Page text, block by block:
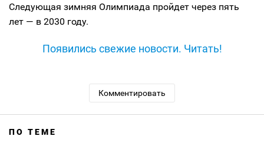
Следующая зимняя Олимпиада пройдет через пять
лет — в 2030 году.
Появились свежие новости. Читать!
Комментировать
ПО ТЕМЕ